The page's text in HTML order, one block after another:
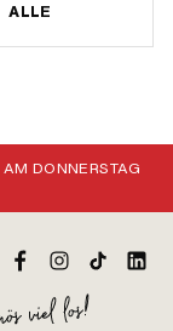
ALLE
DONNERSTAG